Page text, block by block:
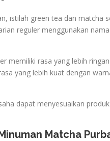
istilah green tea dan matcha
reguler menggunakan nama
memiliki rasa yang lebih
yang lebih kuat dengan
dapat menyesuaikan
Matcha